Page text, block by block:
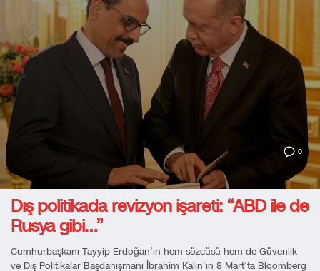
0
Dış politikada revizyon işareti: “ABD ile de
Rusya gibi…”
Cumhurbaşkanı Tayyip Erdoğan’ın hem sözcüsü hem de Güvenlik
ve Dış Politikalar Başdanışmanı İbrahim Kalın’ın 8 Mart’ta Bloomberg